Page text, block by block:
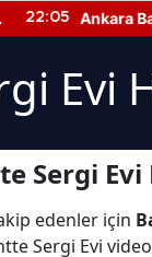
22:05
Ankara
Alınır?
Evi
Sergi
edenler için
Sergi Evi